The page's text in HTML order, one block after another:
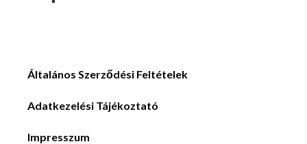
Általános Szerződési Feltételek
Adatkezelési Tájékoztató
Impresszum